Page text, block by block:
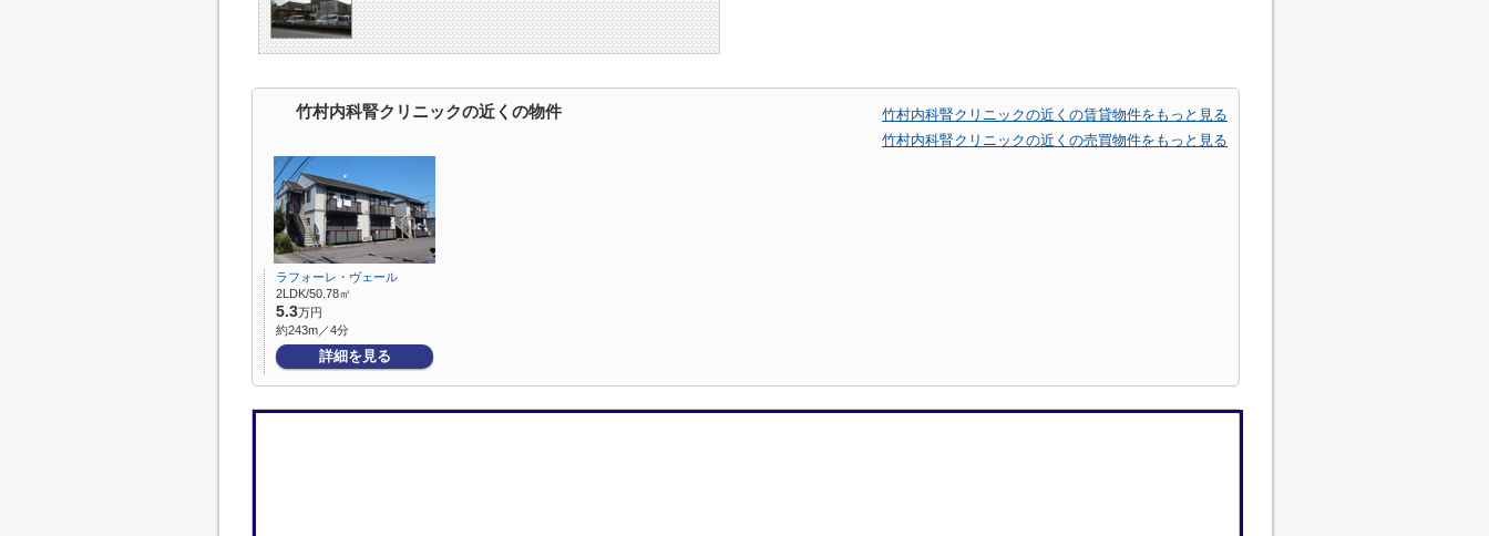
竹村内科腎クリニックの近くの物件
竹村内科腎クリニックの近くの賃貸物件をもっと見る
竹村内科腎クリニックの近くの売買物件をもっと見る
ラフォーレ・ヴェール
2LDK/50.78㎡
5.3万円
約243m／4分
詳細を見る